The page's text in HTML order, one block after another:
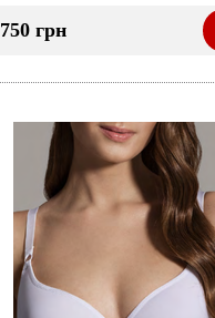
750 грн